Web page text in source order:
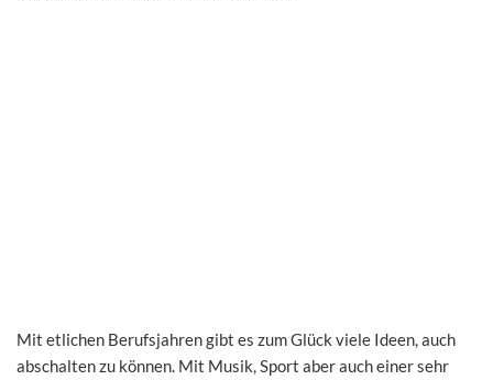
Mit etlichen Berufsjahren gibt es zum Glück viele Ideen, auch
abschalten zu können. Mit Musik, Sport aber auch einer sehr